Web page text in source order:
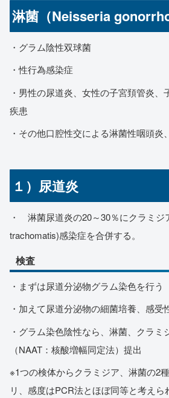
淋菌（Neisseria
・グラム陰性双球菌
・性行為感染症
・男性の尿道炎、女性の子宮頚管炎
疾患
・その他口腔性交による淋菌性咽頭炎
１）尿道炎
・ 淋菌尿道炎の20～30％にクラミジ
trachomatis)感染症を合併する。
検査
・まずは尿道分泌物グラム染色を行う
・加えて尿道分泌物の細菌培養、感受
・グラム染色陰性なら、淋菌、クラ
（NAAT：核酸増幅同定法）提出
※1つの検体からクラミジア、淋菌の2
リ、感度はPCR法とほぼ同等と考えら